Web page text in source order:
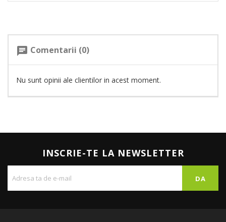
chat Comentarii (0)
Nu sunt opinii ale clientilor in acest moment.
INSCRIE-TE LA NEWSLETTER